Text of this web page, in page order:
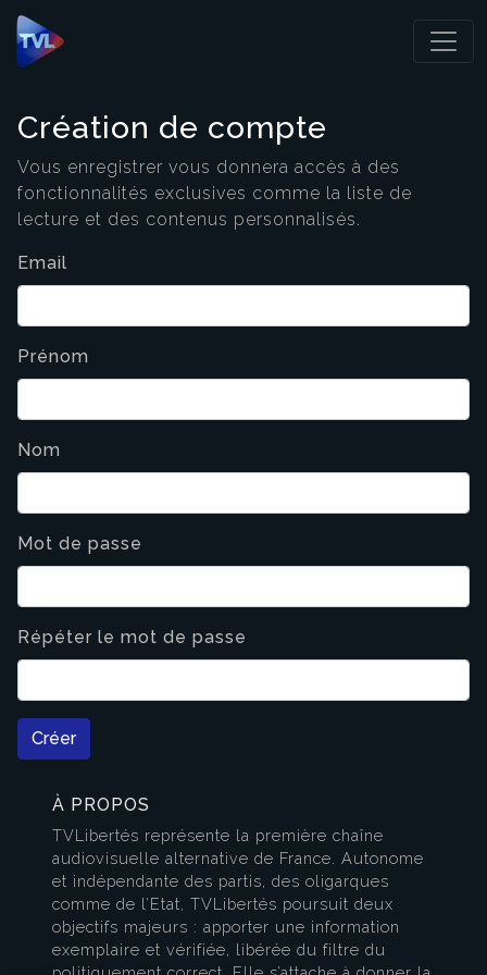
Panneau de gestion des cookies
Création de compte
Vous enregistrer vous donnera accès à des
fonctionnalités exclusives comme la liste de
lecture et des contenus personnalisés.
Email
Prénom
Nom
Mot de passe
Répéter le mot de passe
Créer
À PROPOS
TVLibertés représente la première chaîne
audiovisuelle alternative de France. Autonome
et indépendante des partis, des oligarques
comme de l’Etat, TVLibertés poursuit deux
objectifs majeurs : apporter une information
exemplaire et vérifiée, libérée du filtre du